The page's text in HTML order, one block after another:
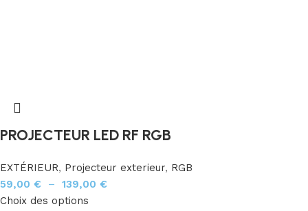
PROJECTEUR LED RF RGB
EXTÉRIEUR, Projecteur exterieur, RGB
59,00 € – 139,00 €
Choix des options